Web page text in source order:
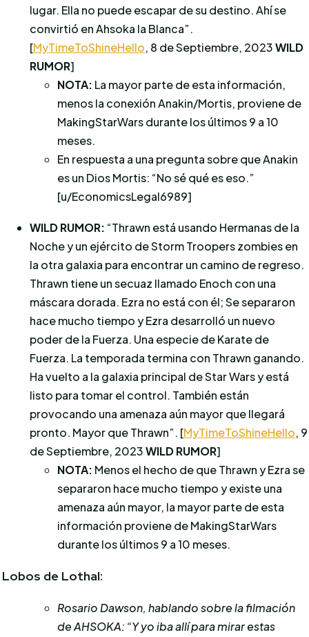
lugar. Ella no puede escapar de su destino.Ahí se
convirtió en Ahsoka la Blanca”.
[MyTimeToShineHello, 8 de Septiembre, 2023WILD
RUMOR]
NOTA: La mayor parte de esta información,
menos la conexión Anakin/Mortis, proviene de
MakingStarWars durante los últimos 9 a 10
meses.
En respuesta a una pregunta sobre que Anakin
es un Dios Mortis: “No sé qué es eso.”
[u/EconomicsLegal6989]
WILD RUMOR: “Thrawn está usando Hermanas de la
Noche y un ejército de Storm Troopers zombies en
la otra galaxia para encontrar un camino de regreso.
Thrawn tiene un secuaz llamado Enoch con una
máscara dorada. Ezra no está con él; Se separaron
hace mucho tiempo y Ezra desarrolló un nuevo
poder de la Fuerza. Una especie de Karate de
Fuerza. La temporada termina con Thrawn ganando.
Ha vuelto a la galaxia principal de Star Wars y está
listo para tomar el control. También están
provocando una amenaza aún mayor que llegará
pronto. Mayor que Thrawn”. [MyTimeToShineHello, 9
de Septiembre, 2023WILD RUMOR]
NOTA: Menos el hecho de que Thrawn y Ezra se
separaron hace mucho tiempo y existe una
amenaza aún mayor, la mayor parte de esta
información proviene de MakingStarWars
durante los últimos 9 a 10 meses.
Lobos de Lothal:
Rosario Dawson, hablando sobre la filmación
de AHSOKA: “Y yo iba allí para mirar estas